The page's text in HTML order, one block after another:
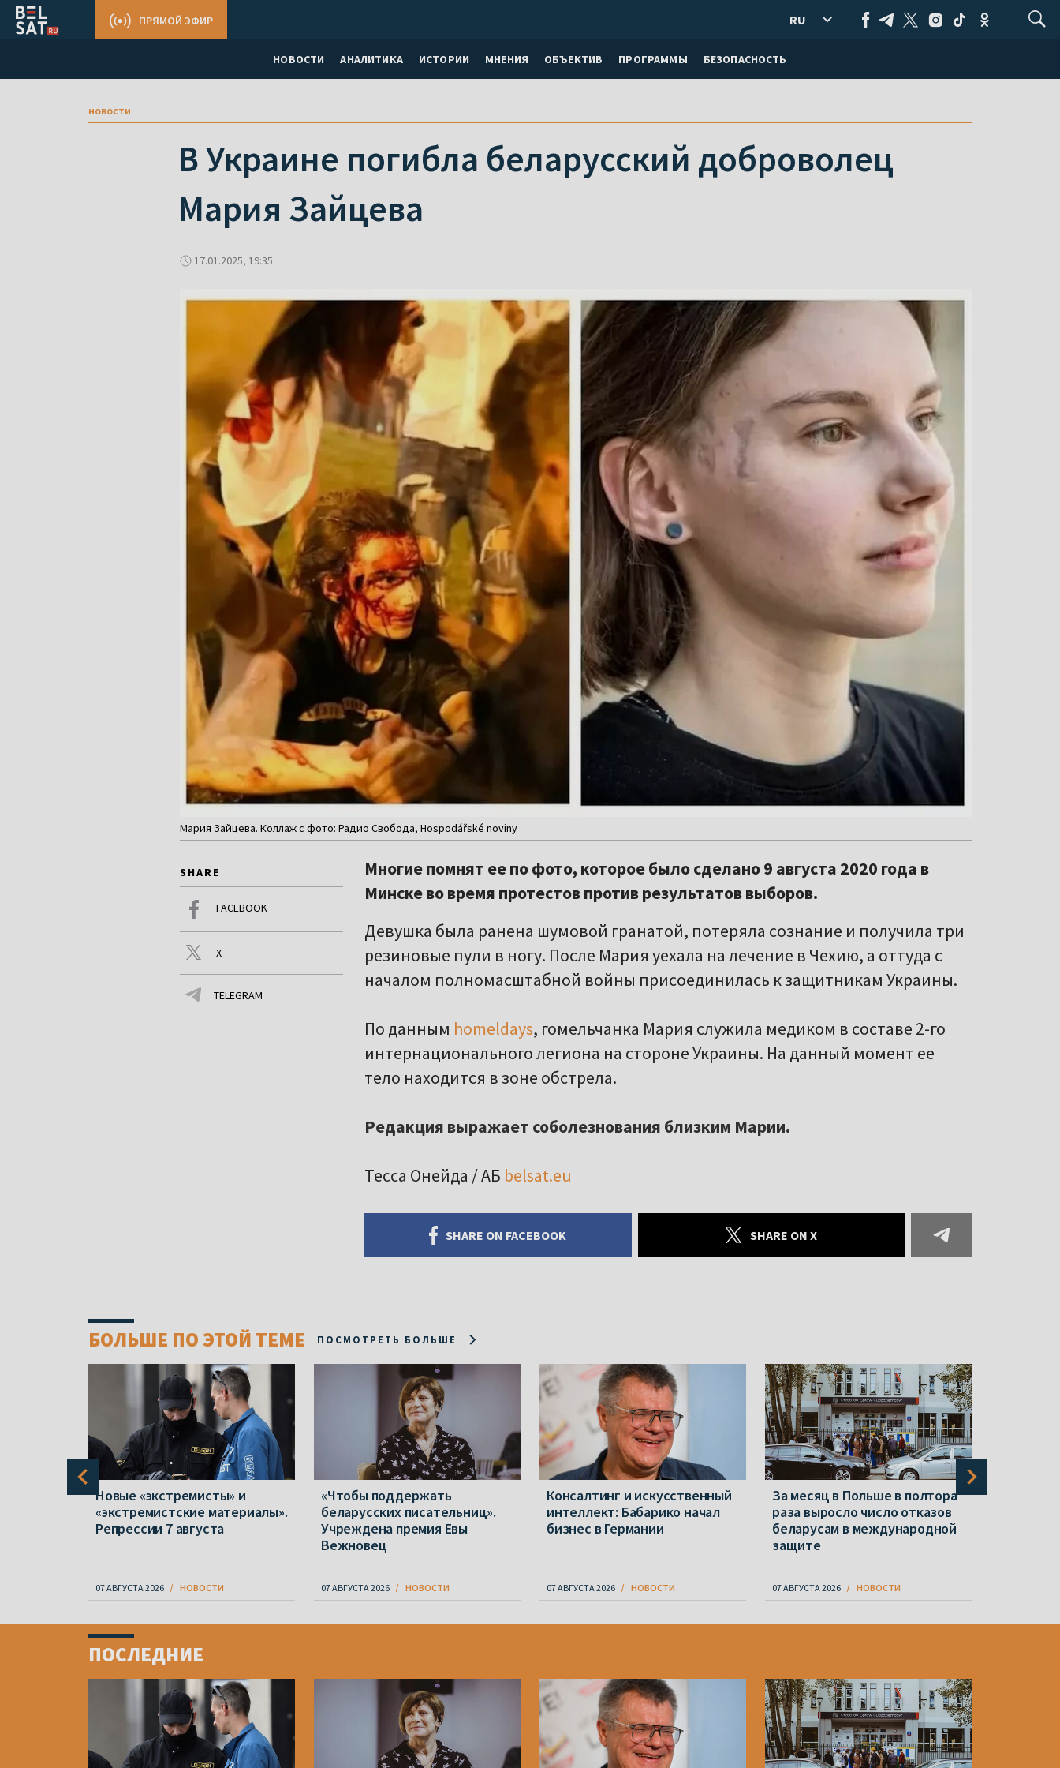
НОВОСТИ АНАЛИТИКА ИСТОРИИ МНЕНИЯ ОБЪЕКТИВ ПРОГРАММЫ БЕЗОПАСНОСТЬ
ПРЯМОЙ ЭФИР RU
новости
В Украине погибла беларусский доброволец
Мария Зайцева
17.01.2025, 19:35
Мария Зайцева. Коллаж с фото: Радио Свобода, Hospodářské noviny
SHARE
FACEBOOK
X
TELEGRAM
Многие помнят ее по фото, которое было сделано 9 августа 2020 года в
Минске во время протестов против результатов выборов.
Девушка была ранена шумовой гранатой, потеряла сознание и получила три
резиновые пули в ногу. После Мария уехала на лечение в Чехию, а оттуда с
началом полномасштабной войны присоединилась к защитникам Украины.
По данным homeldays, гомельчанка Мария служила медиком в составе 2-го
интернационального легиона на стороне Украины. На данный момент ее
тело находится в зоне обстрела.
Редакция выражает соболезнования близким Марии.
Тесса Онейда / АБ belsat.eu
SHARE ON FACEBOOK SHARE ON X
БОЛЬШЕ ПО ЭТОЙ ТЕМЕ ПОСМОТРЕТЬ БОЛЬШЕ
Новые «экстремисты» и
«экстремистские материалы».
Репрессии 7 августа
07 АВГУСТА 2026 НОВОСТИ
«Чтобы поддержать
беларусских писательниц».
Учреждена премия Евы
Вежновец
07 АВГУСТА 2026 НОВОСТИ
Консалтинг и искусственный
интеллект: Бабарико начал
бизнес в Германии
07 АВГУСТА 2026 НОВОСТИ
За месяц в Польше в полтора
раза выросло число отказов
беларусам в международной
защите
07 АВГУСТА 2026 НОВОСТИ
ПОСЛЕДНИЕ